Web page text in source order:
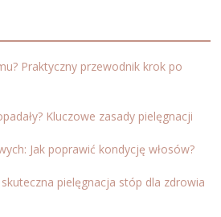
Praktyczny przewodnik krok po
Kluczowe zasady pielęgnacji
Jak poprawić kondycję włosów?
pielęgnacja stóp dla zdrowia